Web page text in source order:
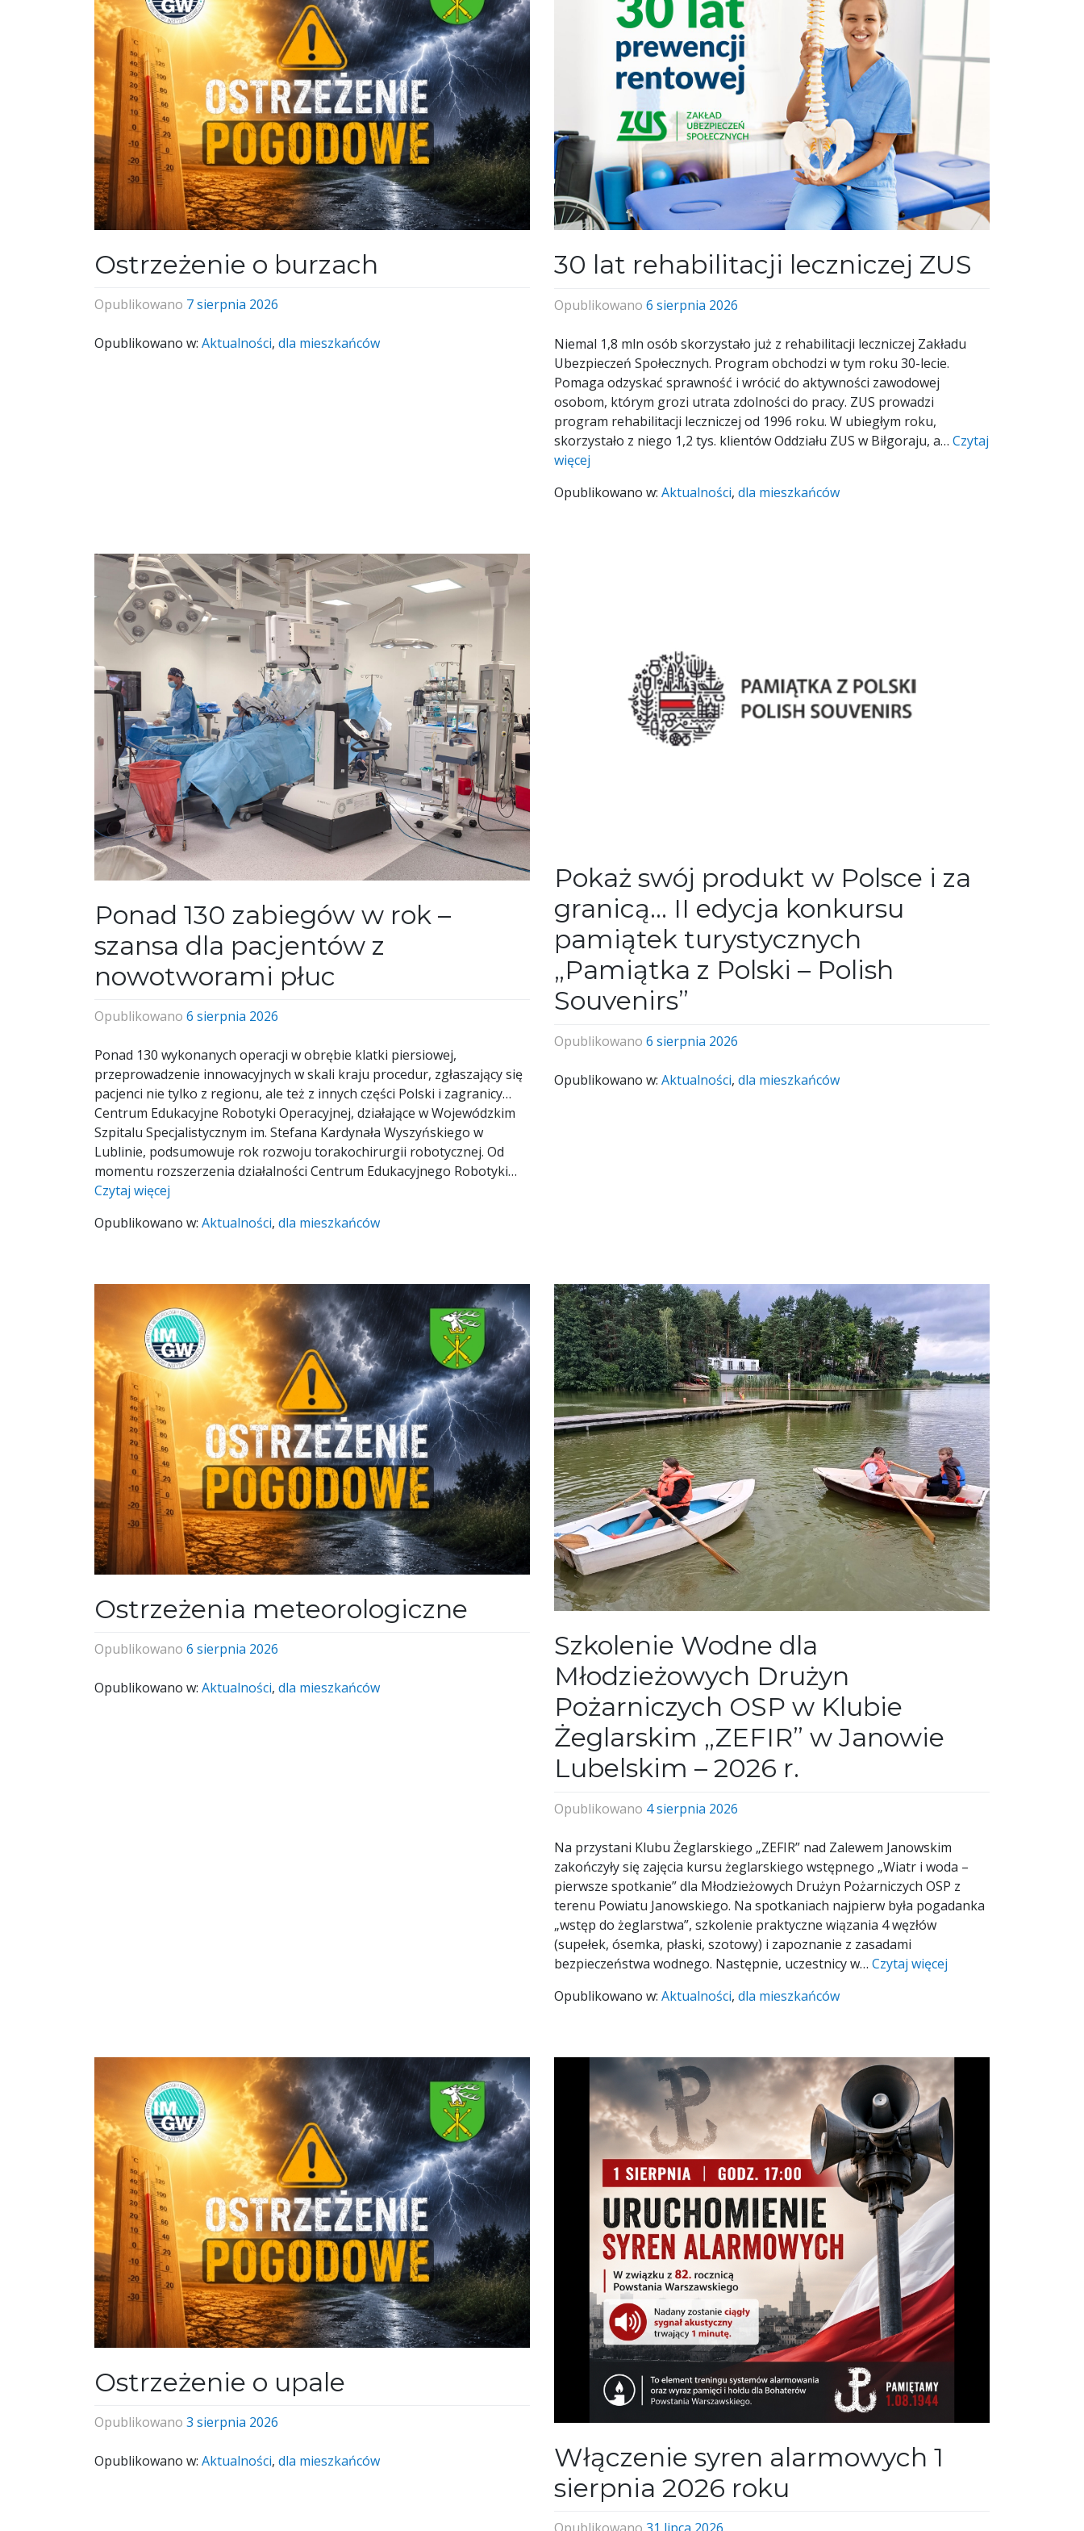
Ostrzeżenie o burzach
Opublikowano 7 sierpnia 2026
Opublikowano w: Aktualności, dla mieszkańców
30 lat rehabilitacji leczniczej ZUS
Opublikowano 6 sierpnia 2026
Niemal 1,8 mln osób skorzystało już z rehabilitacji leczniczej Zakładu
Ubezpieczeń Społecznych. Program obchodzi w tym roku 30-lecie.
Pomaga odzyskać sprawność i wrócić do aktywności zawodowej
osobom, którym grozi utrata zdolności do pracy. ZUS prowadzi
program rehabilitacji leczniczej od 1996 roku. W ubiegłym roku,
skorzystało z niego 1,2 tys. klientów Oddziału ZUS w Biłgoraju, a… Czytaj
więcej
Opublikowano w: Aktualności, dla mieszkańców
Ponad 130 zabiegów w rok –
szansa dla pacjentów z
nowotworami płuc
Opublikowano 6 sierpnia 2026
Ponad 130 wykonanych operacji w obrębie klatki piersiowej,
przeprowadzenie innowacyjnych w skali kraju procedur, zgłaszający się
pacjenci nie tylko z regionu, ale też z innych części Polski i zagranicy…
Centrum Edukacyjne Robotyki Operacyjnej, działające w Wojewódzkim
Szpitalu Specjalistycznym im. Stefana Kardynała Wyszyńskiego w
Lublinie, podsumowuje rok rozwoju torakochirurgii robotycznej. Od
momentu rozszerzenia działalności Centrum Edukacyjnego Robotyki…
Czytaj więcej
Opublikowano w: Aktualności, dla mieszkańców
Pokaż swój produkt w Polsce i za
granicą… II edycja konkursu
pamiątek turystycznych
„Pamiątka z Polski – Polish
Souvenirs”
Opublikowano 6 sierpnia 2026
Opublikowano w: Aktualności, dla mieszkańców
Ostrzeżenia meteorologiczne
Opublikowano 6 sierpnia 2026
Opublikowano w: Aktualności, dla mieszkańców
Szkolenie Wodne dla
Młodzieżowych Drużyn
Pożarniczych OSP w Klubie
Żeglarskim „ZEFIR” w Janowie
Lubelskim – 2026 r.
Opublikowano 4 sierpnia 2026
Na przystani Klubu Żeglarskiego „ZEFIR” nad Zalewem Janowskim
zakończyły się zajęcia kursu żeglarskiego wstępnego „Wiatr i woda –
pierwsze spotkanie” dla Młodzieżowych Drużyn Pożarniczych OSP z
terenu Powiatu Janowskiego. Na spotkaniach najpierw była pogadanka
„wstęp do żeglarstwa”, szkolenie praktyczne wiązania 4 węzłów
(supełek, ósemka, płaski, szotowy) i zapoznanie z zasadami
bezpieczeństwa wodnego. Następnie, uczestnicy w… Czytaj więcej
Opublikowano w: Aktualności, dla mieszkańców
Ostrzeżenie o upale
Opublikowano 3 sierpnia 2026
Opublikowano w: Aktualności, dla mieszkańców
Włączenie syren alarmowych 1
sierpnia 2026 roku